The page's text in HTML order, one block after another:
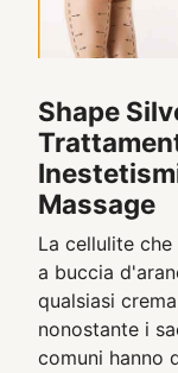
Shape
Massage
La cellulite
a buccia
qualsiasi
nonostante i
comuni hanno